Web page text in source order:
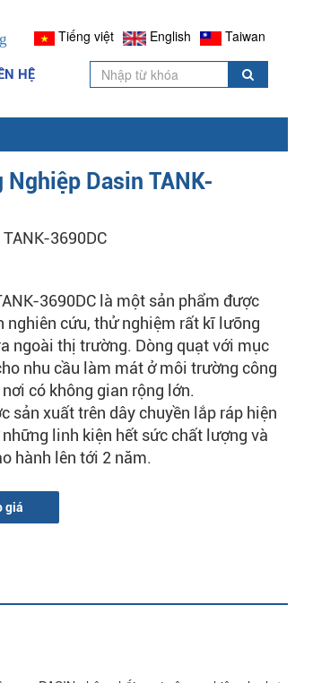
Tiếng việt English Taiwan
HỆ
Nghiệp Dasin TANK-
3690DC
3690DC là một sản phẩm được
nghiên cứu, thử nghiệm rất kĩ lưỡng
ngoài thị trường. Dòng quạt với mục
nhu cầu làm mát ở môi trường công
có không gian rộng lớn.
sản xuất trên dây chuyền lắp ráp hiện
linh kiện hết sức chất lượng và
hành lên tới 2 năm.
giá